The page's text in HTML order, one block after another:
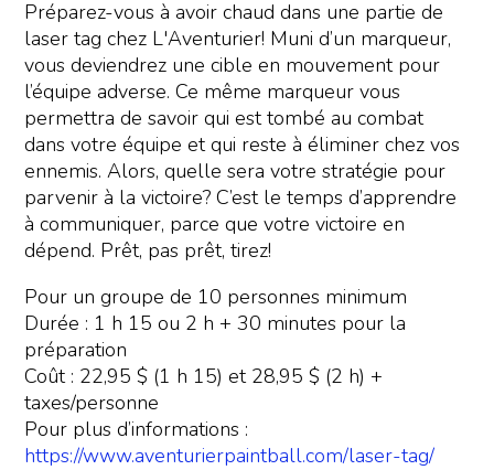
Préparez-vous à avoir chaud dans une partie de
laser tag chez L'Aventurier! Muni d’un marqueur,
vous deviendrez une cible en mouvement pour
l’équipe adverse. Ce même marqueur vous
permettra de savoir qui est tombé au combat
dans votre équipe et qui reste à éliminer chez vos
ennemis. Alors, quelle sera votre stratégie pour
parvenir à la victoire? C’est le temps d’apprendre
à communiquer, parce que votre victoire en
dépend. Prêt, pas prêt, tirez!
Pour un groupe de 10 personnes minimum
Durée : 1 h 15 ou 2 h + 30 minutes pour la
préparation
Coût : 22,95 $ (1 h 15) et 28,95 $ (2 h) +
taxes/personne
Pour plus d’informations :
https://www.aventurierpaintball.com/laser-tag/